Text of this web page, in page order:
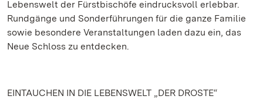
Lebenswelt der Fürstbischöfe eindrucksvoll erlebbar.
Rundgänge und Sonderführungen für die ganze Familie
sowie besondere Veranstaltungen laden dazu ein, das
Neue Schloss zu entdecken.
EINTAUCHEN IN DIE LEBENSWELT „DER DROSTE“